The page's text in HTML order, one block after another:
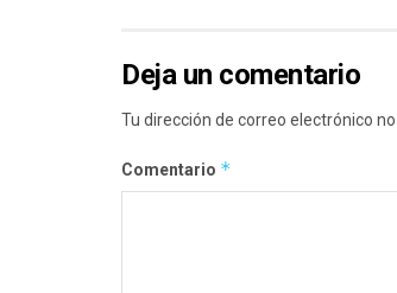
Deja un comentario
Tu dirección de correo electrónico
Comentario *